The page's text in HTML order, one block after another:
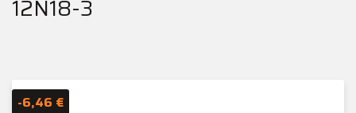
12N18-3
-6,46 €